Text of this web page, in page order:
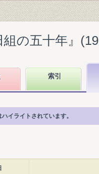
の五十年』
索引
イライトされています。